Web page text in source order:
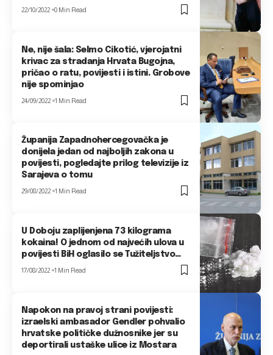
22/10/2022 0 Min Read
Ne, nije šala: Selmo Cikotić, vjerojatni
krivac za stradanja Hrvata Bugojna,
pričao o ratu, povijesti i istini. Grobove
nije spominjao
24/09/2022 1 Min Read
Županija Zapadnohercegovačka je
donijela jedan od najboljih zakona u
povijesti, pogledajte prilog televizije iz
Sarajeva o tomu
29/08/2022 1 Min Read
U Doboju zaplijenjena 73 kilograma
kokaina! O jednom od najvećih ulova u
povijesti BiH oglasilo se Tužiteljstvo…
17/08/2022 1 Min Read
Napokon na pravoj strani povijesti:
izraelski ambasador Gendler pohvalio
hrvatske političke dužnosnike jer su
deportirali ustaške ulice iz Mostara